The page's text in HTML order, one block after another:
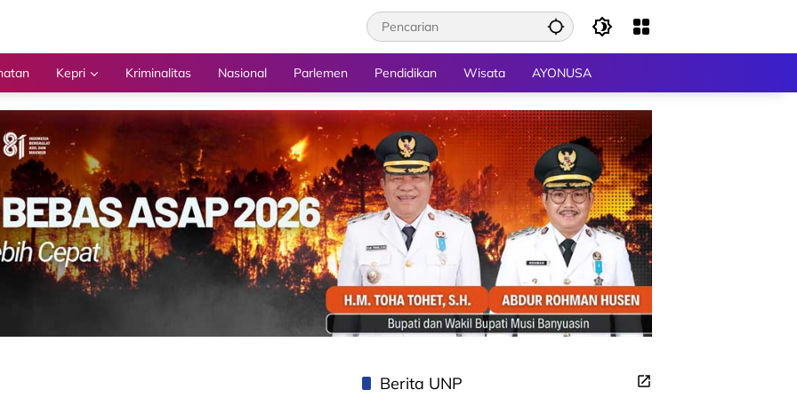
Kepri Kriminalitas Nasional Parlemen Pendidikan Wisata AYONUSA
Berita UNP